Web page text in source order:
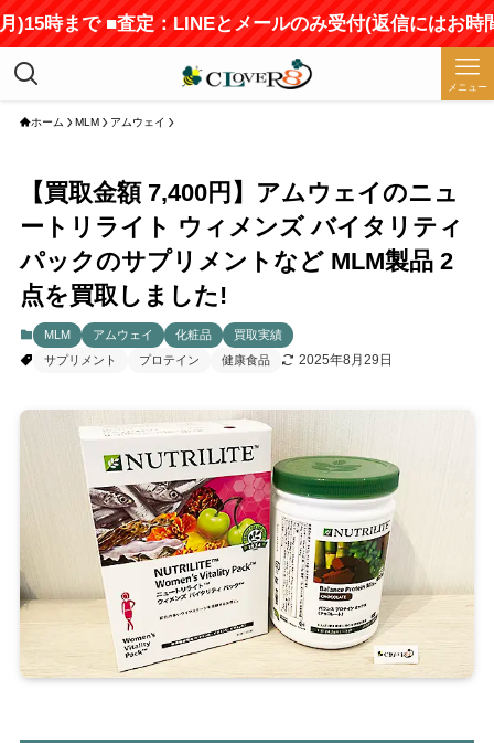
時まで ■査定：LINEとメールのみ受付(返信にはお時間
メニュー
ホーム MLM アムウェイ
【買取金額 7,400円】アムウェイのニュ
ートリライト ウィメンズ バイタリティ
パックのサプリメントなど MLM製品 2
点を買取しました!
MLM アムウェイ 化粧品
買取実績
サプリメント
プロテイン 健康食品 2025年8月29日